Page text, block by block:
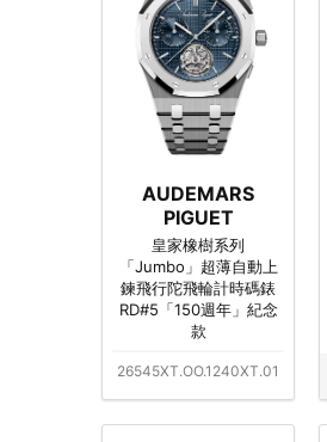
AUDEMARS
PIGUET
皇家橡樹系列
「Jumbo」超薄自動上
鍊飛行陀飛輪計時碼錶
RD#5「150週年」紀念
款
26545XT.OO.1240XT.01